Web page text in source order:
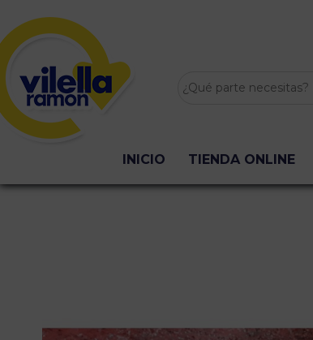
INICIO TIENDA ONLINE